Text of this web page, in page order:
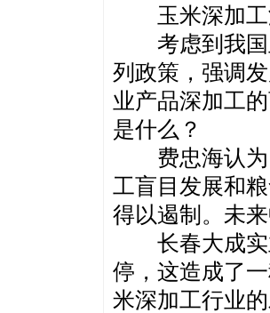
玉米深加工
考虑到我国
列政策，强调
业产品深加工
是什么？
费忠海认为
工盲目发展和
得以遏制。未
长春大成实
停，这造成了
米深加工行业